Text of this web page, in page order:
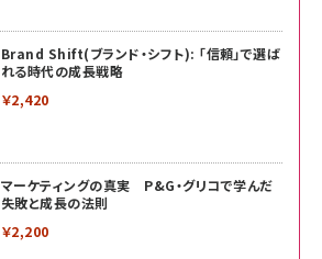
Brand Shift(ブランド・シフト): 「信頼」で選ば
れる時代の成長戦略
￥2,420
マーケティングの真実 P&G・グリコで学んだ
失敗と成長の法則
￥2,200